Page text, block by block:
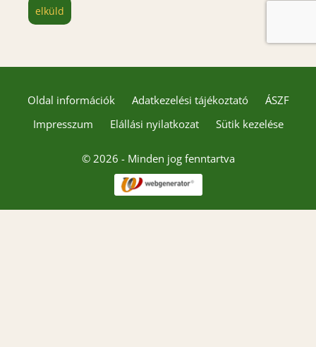
elküld
© 2026 - Minden jog fenntartva
Oldal információk Adatkezelési tájékoztató
ÁSZF
Impresszum
Elállási nyilatkozat Sütik kezelése